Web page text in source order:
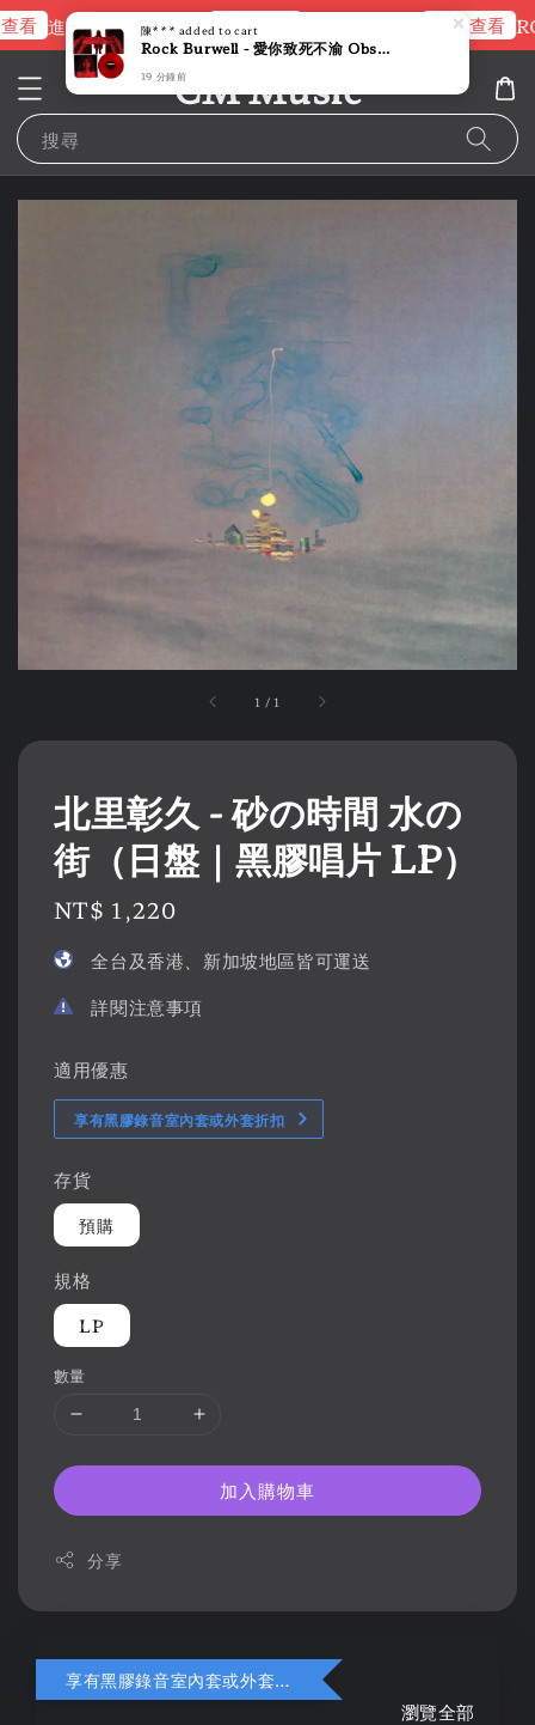
看 進擊的巨人片頭曲 立即查看 立即查看
CM Music
搜尋
1 /1
北里彰久 - 砂の時間 水の
街（日盤｜黑膠唱片 LP）
Regular
NT$ 1,220
全台及香港、新加坡地區皆可運送
詳閱注意事項
適用優惠
享有黑膠錄音室內套或外套折扣
存貨
預購
規格
LP
數量
加入購物車
分享
享有黑膠錄音室內套或外套折扣
瀏覽全部
陳*** added to cart
Rock Burwell - 愛你致死不渝 Obsession 【紅色彩膠】（黑膠唱片 LP）
19 分鐘前